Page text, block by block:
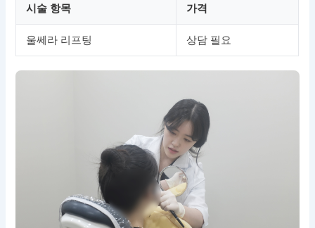
시술 항목 가격
울쎄라 리프팅 상담 필요